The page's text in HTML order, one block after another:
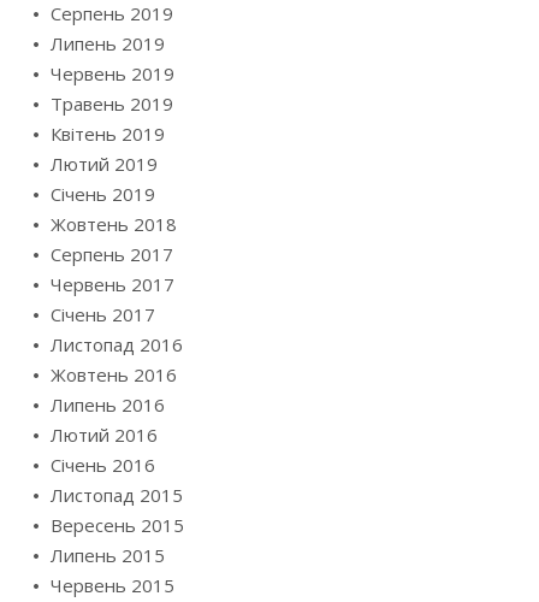
Серпень 2019
Липень 2019
Червень 2019
Травень 2019
Квітень 2019
Лютий 2019
Січень 2019
Жовтень 2018
Серпень 2017
Червень 2017
Січень 2017
Листопад 2016
Жовтень 2016
Липень 2016
Лютий 2016
Січень 2016
Листопад 2015
Вересень 2015
Липень 2015
Червень 2015